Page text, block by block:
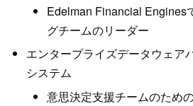
Edelman Financial Engines
グチームのリーダー
エンタープライズデータウェア
システム
意思決定支援チームのため